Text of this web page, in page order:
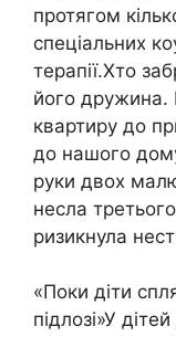
протягом
спеціальних
терапії.Хто
його дружина.
квартиру до
до нашого
руки двох
несла
ризикнула
«Поки діти
підлозі»У